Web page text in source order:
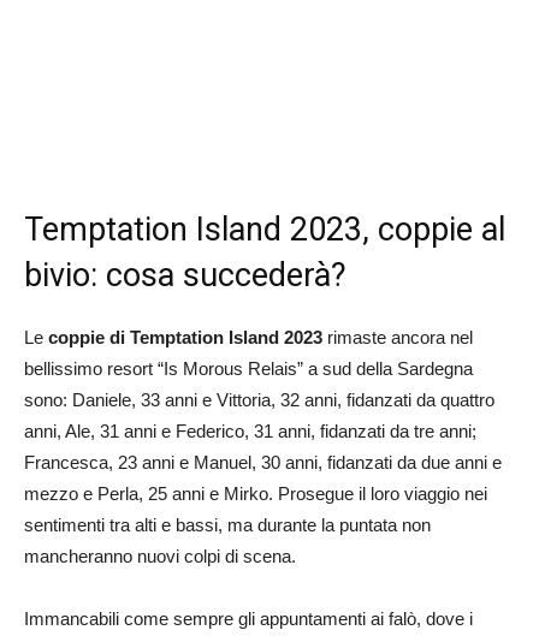
Temptation Island 2023, coppie al
bivio: cosa succederà?
Le coppie di Temptation Island 2023 rimaste ancora nel
bellissimo resort “Is Morous Relais” a sud della Sardegna
sono: Daniele, 33 anni e Vittoria, 32 anni, fidanzati da quattro
anni, Ale, 31 anni e Federico, 31 anni, fidanzati da tre anni;
Francesca, 23 anni e Manuel, 30 anni, fidanzati da due anni e
mezzo e Perla, 25 anni e Mirko. Prosegue il loro viaggio nei
sentimenti tra alti e bassi, ma durante la puntata non
mancheranno nuovi colpi di scena.
Immancabili come sempre gli appuntamenti ai falò, dove i